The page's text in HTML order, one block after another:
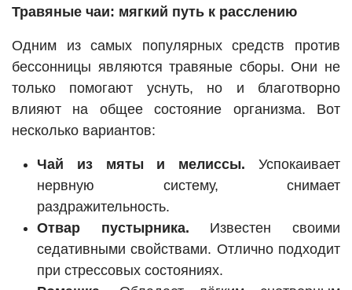
Травяные чаи: мягкий путь к расслению
Одним из самых популярных средств против
бессонницы являются травяные сборы. Они не
только помогают уснуть, но и благотворно
влияют на общее состояние организма. Вот
несколько вариантов:
Чай из мяты и мелиссы. Успокаивает
нервную систему, снимает
раздражительность.
Отвар пустырника. Известен своими
седативными свойствами. Отлично подходит
при стрессовых состояниях.